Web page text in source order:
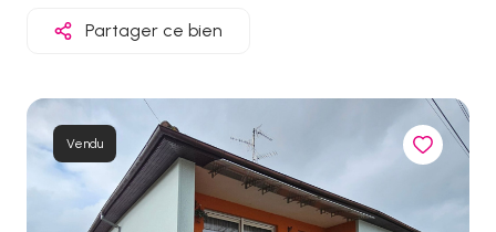
mail
biens
vendus
Partager ce bien
Vendu